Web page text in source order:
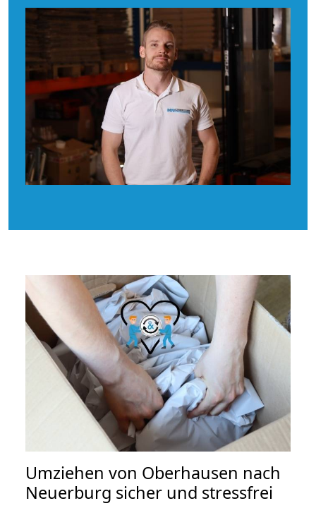
Umziehen von Oberhausen nach
Neuerburg sicher und stressfrei